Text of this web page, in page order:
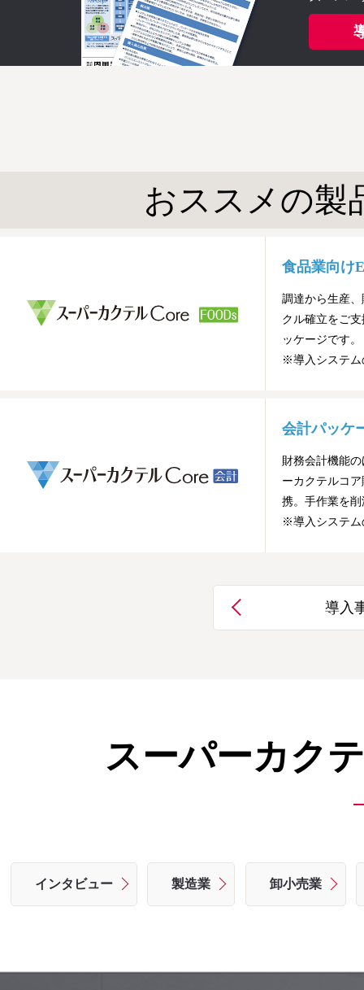
おススメの製
食品業向け
調達から生産
クル確立をご
ッケージです。
※導入システム
会計パッケ
財務会計機能
ーカクテルコ
携。手作業を
※導入システム
導入
スーパーカク
インタビュー 製造業 卸小売業